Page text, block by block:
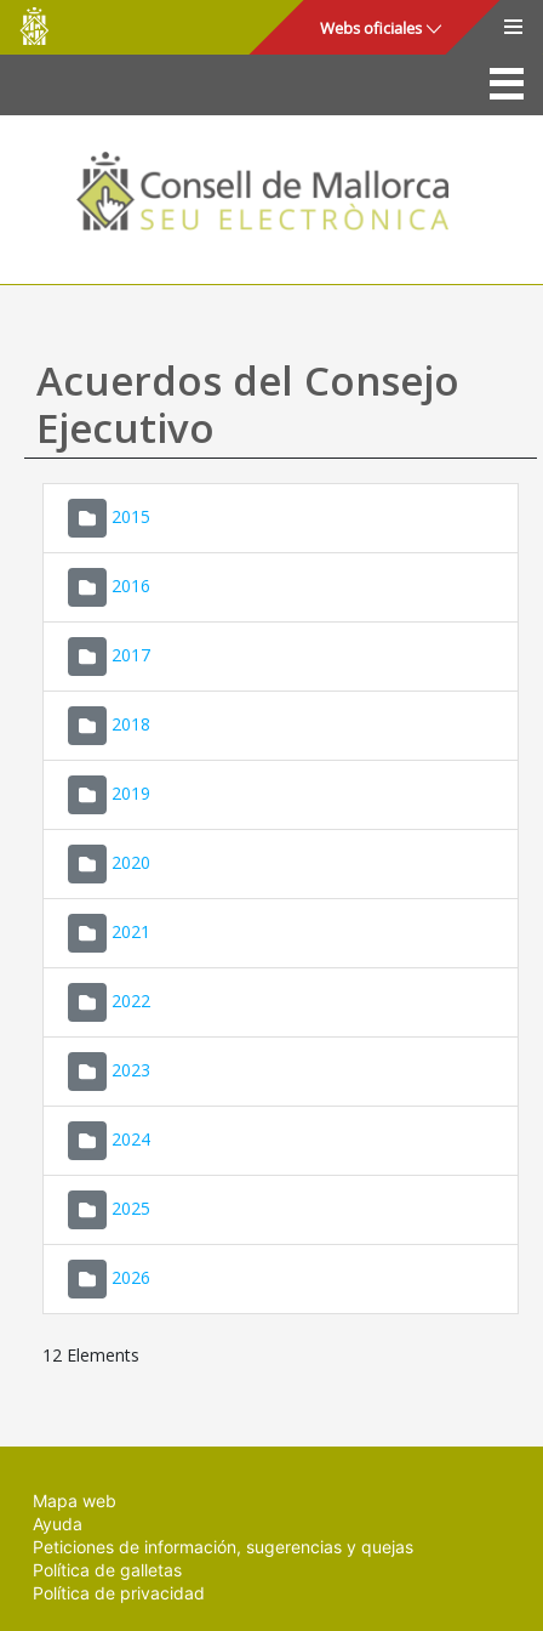
Saltar al contenido principal
Consell
de
Mallorca
Webs oficiales
La Sede
Consejo de Mallorca
Acceso y seguridad
Utilidades
Mapa web
Ayuda
Acuerdos del Consejo
Ejecutivo
2015
2016
2017
2018
2019
2020
2021
2022
2023
2024
2025
2026
12 Elements
Mapa web
Ayuda
Peticiones de información, sugerencias y quejas
Política de galletas
Política de privacidad